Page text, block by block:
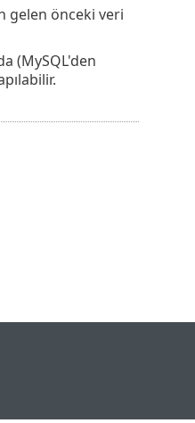
gelen önceki veri
(MySQL'den